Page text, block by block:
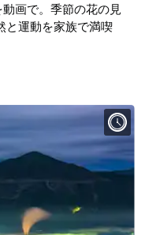
画で。季節の花の見
と運動を家族で満喫